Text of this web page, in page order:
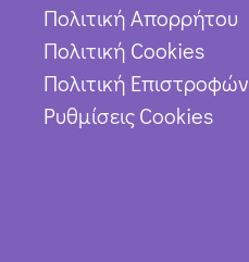
Πολιτική Απορρήτου
Πολιτική Cookies
Πολιτική Επιστροφών
Ρυθμίσεις Cookies